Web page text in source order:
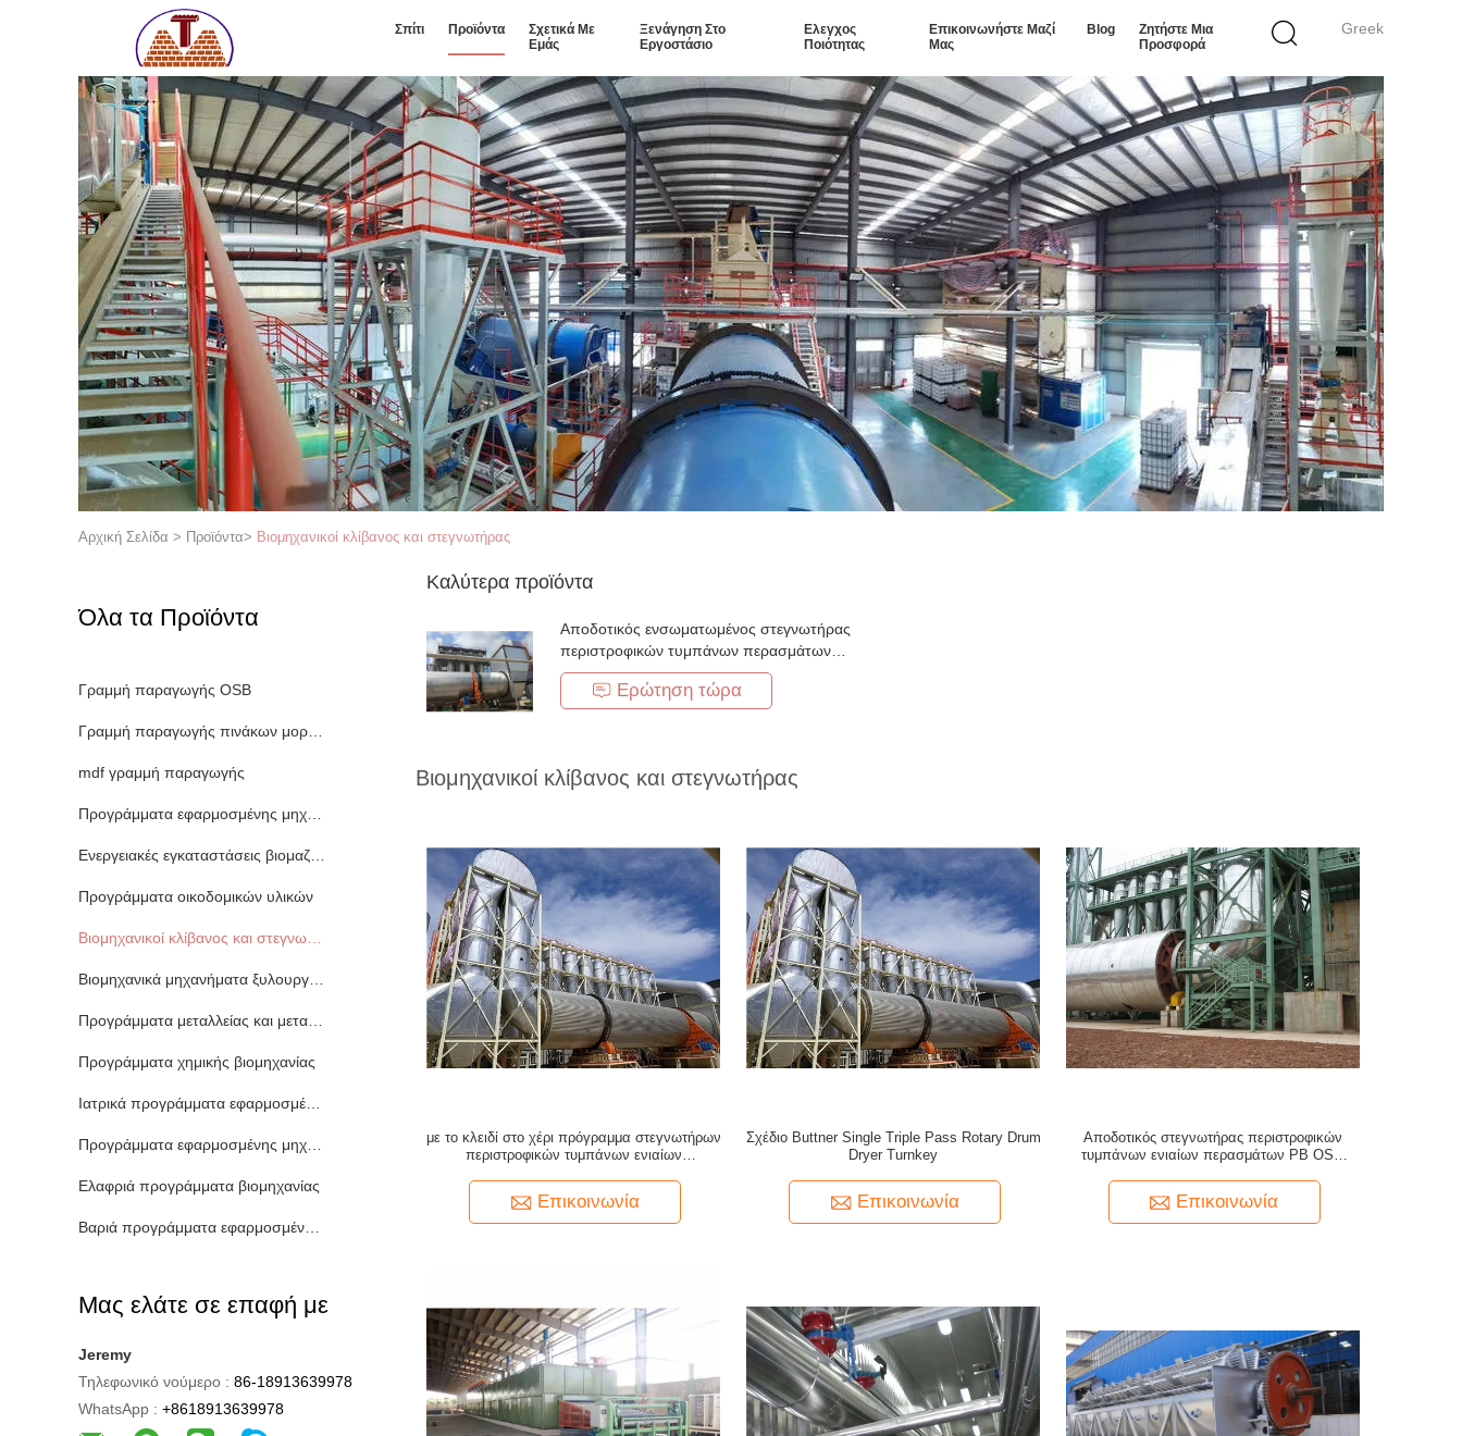
Greek
Σπίτι Προϊόντα
Σχετικά Με
Εμάς
Ξενάγηση Στο
Εργοστάσιο
Ελεγχος
Ποιότητας
Επικοινωνήστε Μαζί
Μας
Blog
Ζητήστε Μια
Προσφορά
Αρχική Σελίδα > Προϊόντα> Βιομηχανικοί κλίβανος και στεγνωτήρας
Όλα τα Προϊόντα
Γραμμή παραγωγής OSB
Γραμμή παραγωγής πινάκων μορίων
mdf γραμμή παραγωγής
Προγράμματα εφαρμοσμένης μηχανικής εγγράφου
Ενεργειακές εγκαταστάσεις βιομαζών
Προγράμματα οικοδομικών υλικών
Βιομηχανικοί κλίβανος και στεγνωτήρας
Βιομηχανικά μηχανήματα ξυλουργικής
Προγράμματα μεταλλείας και μεταλλουργίας
Προγράμματα χημικής βιομηχανίας
Ιατρικά προγράμματα εφαρμοσμένης μηχανικής
Προγράμματα εφαρμοσμένης μηχανικής τροφίμων
Ελαφριά προγράμματα βιομηχανίας
Βαριά προγράμματα εφαρμοσμένης μηχανικής
Μας ελάτε σε επαφή με
Jeremy
Τηλεφωνικό νούμερο : 86-18913639978
WhatsApp : +8618913639978
Καλύτερα προϊόντα
Αποδοτικός ενσωματωμένος στεγνωτήρας
περιστροφικών τυμπάνων περασμάτων
ξύλινων τσιπ ενιαίος/τριπλός
Ερώτηση τώρα
Βιομηχανικοί κλίβανος και στεγνωτήρας
με το κλειδί στο χέρι πρόγραμμα στεγνωτήρων
περιστροφικών τυμπάνων ενιαίων
Επικοινωνία
Σχέδιο Buttner Single Triple Pass Rotary Drum
Dryer Turnkey
Επικοινωνία
Αποδοτικός στεγνωτήρας περιστροφικών
τυμπάνων ενιαίων περασμάτων PB OSB
Επικοινωνία